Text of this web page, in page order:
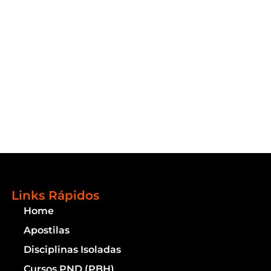
Links Rápidos
Home
Apostilas
Disciplinas Isoladas